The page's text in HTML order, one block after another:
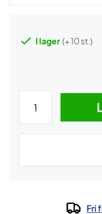
I lager (+ 10 st.)
Fri